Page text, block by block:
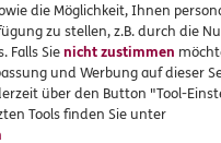
uns oder möchten
Sie uns Ihre
die Möglichkeit, Ihnen
zu stellen, z.B. durch die
Falls Sienicht zustimmen
und Werbung auf dieser
über den Button "Tool-
Tools finden Sie unter